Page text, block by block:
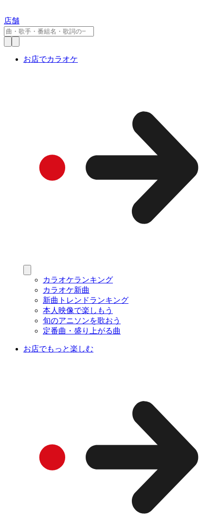
店舗
お店でカラオケ
カラオケランキング
カラオケ新曲
新曲トレンドランキング
本人映像で楽しもう
旬のアニソンを歌おう
定番曲・盛り上がる曲
お店でもっと楽しむ